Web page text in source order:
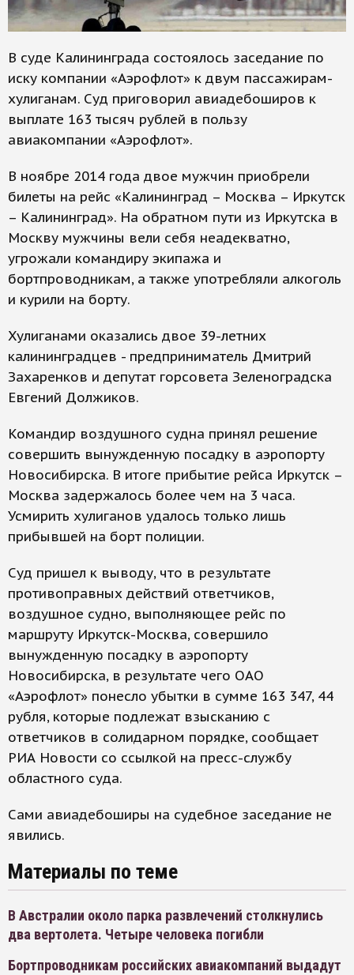
В суде Калининграда состоялось заседание по
иску компании «Аэрофлот» к двум пассажирам-
хулиганам. Суд приговорил авиадебоширов к
выплате 163 тысяч рублей в пользу
авиакомпании «Аэрофлот».
В ноябре 2014 года двое мужчин приобрели
билеты на рейс «Калининград – Москва – Иркутск
– Калининград». На обратном пути из Иркутска в
Москву мужчины вели себя неадекватно,
угрожали командиру экипажа и
бортпроводникам, а также употребляли алкоголь
и курили на борту.
Хулиганами оказались двое 39-летних
калининградцев - предприниматель Дмитрий
Захаренков и депутат горсовета Зеленоградска
Евгений Должиков.
Командир воздушного судна принял решение
совершить вынужденную посадку в аэропорту
Новосибирска. В итоге прибытие рейса Иркутск –
Москва задержалось более чем на 3 часа.
Усмирить хулиганов удалось только лишь
прибывшей на борт полиции.
Суд пришел к выводу, что в результате
противоправных действий ответчиков,
воздушное судно, выполняющее рейс по
маршруту Иркутск-Москва, совершило
вынужденную посадку в аэропорту
Новосибирска, в результате чего ОАО
«Аэрофлот» понесло убытки в сумме 163 347, 44
рубля, которые подлежат взысканию с
ответчиков в солидарном порядке, сообщает
РИА Новости со ссылкой на пресс-службу
областного суда.
Сами авиадебоширы на судебное заседание не
явились.
Материалы по теме
В Австралии около парка развлечений столкнулись
два вертолета. Четыре человека погибли
Бортпроводникам российских авиакомпаний выдадут